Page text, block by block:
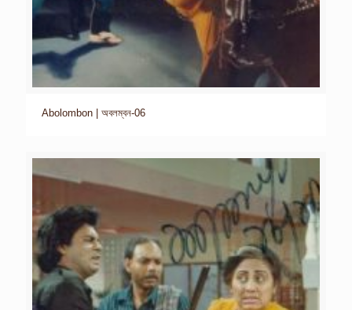
Abolombon | অবলম্বন-06